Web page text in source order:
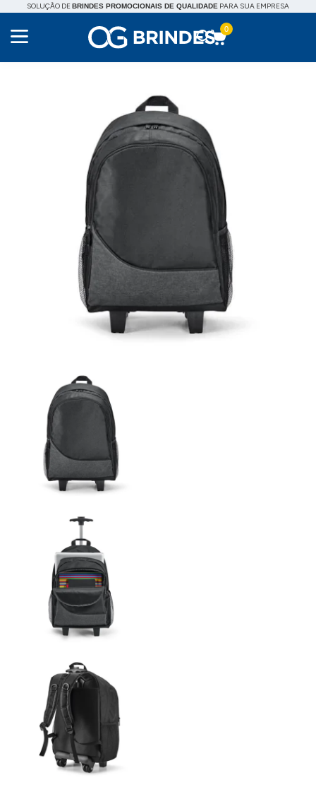
SOLUÇÃO DEBRINDES PROMOCIONAIS DE QUALIDADE PARA SUA EMPRESA
0